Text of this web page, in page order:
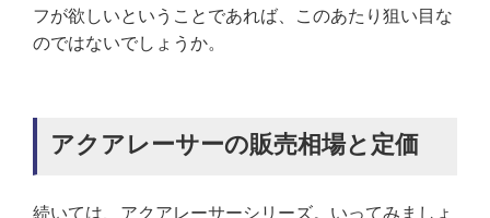
フが欲しいということであれば、このあたり狙い目な
のではないでしょうか。
アクアレーサーの販売相場と定価
続いては、アクアレーサーシリーズ。いってみましょ